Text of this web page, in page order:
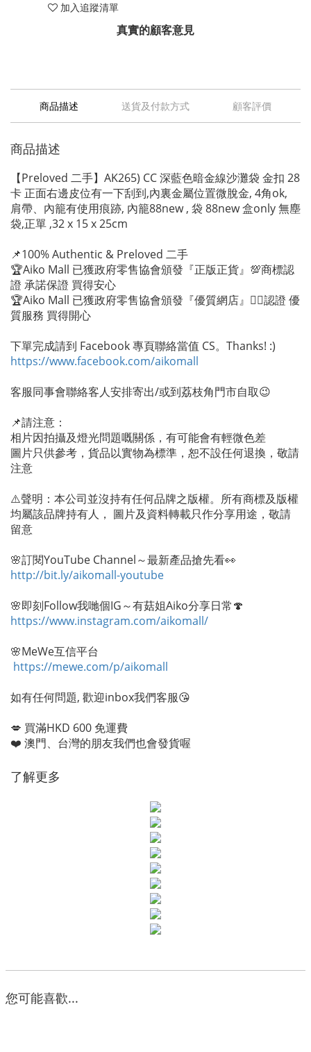
加入追蹤清單
真實的顧客意見
商品描述 送貨及付款方式 顧客評價
商品描述
【Preloved 二手】AK265) CC 深藍色暗金線沙灘袋 金扣 28
卡 正面右邊皮位有一下刮到,內裏金屬位置微脫金, 4角ok,
肩帶、內籠有使用痕跡, 內籠88new , 袋 88new 盒only 無塵
袋,正單 ,32 x 15 x 25cm
📌100% Authentic & Preloved 二手
🏆Aiko Mall 已獲政府零售協會頒發『正版正貨』💯商標認
證 承諾保證 買得安心
🏆Aiko Mall 已獲政府零售協會頒發『優質網店』👍🏻認證 優
質服務 買得開心
下單完成請到 Facebook 專頁聯絡當值 CS。Thanks! :)
https://www.facebook.com/aikomall
客服同事會聯絡客人安排寄出/或到荔枝角門市自取😉
📌請注意：
相片因拍攝及燈光問題嘅關係，有可能會有輕微色差
圖片只供參考，貨品以實物為標準，恕不設任何退換，敬請
注意
⚠️聲明：本公司並沒持有任何品牌之版權。所有商標及版權
均屬該品牌持有人， 圖片及資料轉載只作分享用途，敬請
留意
🌸訂閱YouTube Channel～最新產品搶先看👀
http://bit.ly/aikomall-youtube
🌸即刻Follow我哋個IG～有菇姐Aiko分享日常🍄
https://www.instagram.com/aikomall/
🌸MeWe互信平台
https://mewe.com/p/aikomall
如有任何問題, 歡迎inbox我們客服😘
💋 買滿HKD 600 免運費
❤️ 澳門、台灣的朋友我們也會發貨喔
了解更多
您可能喜歡...